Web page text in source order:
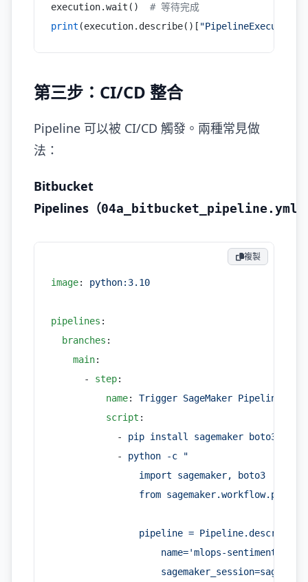
execution.wait() # 等待完成
print (execution.describe()[
第三步：CI/CD 整合
Pipeline 可以被 CI/CD 觸發。兩種常見做
法：
Bitbucket
Pipelines（04a_bitbucket_pipeline.yml
image: python:3.10
pipelines :
  branches
:
    main
:
      -
step:
          name
: Trigger SageMaker Pipeline
          script
:
            -
pip install sagemaker boto3
            -
python -c "
                import sagemaker, boto3
from
                pipeline = Pipeline.describe(
name='mlops-sentiment-
複製